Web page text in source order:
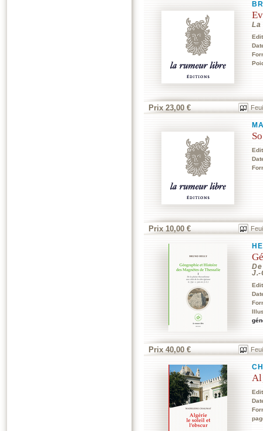
La
Prix 23,00 €
Prix 10,00 €
J.-
Prix 40,00 €